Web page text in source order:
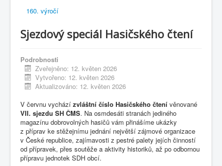
160. výročí
Sjezdový speciál Hasičského čtení
Podrobnosti
Zveřejněno: 12. květen 2026
Vytvořeno: 12. květen 2026
Aktualizováno: 12. květen 2026
V červnu vychází zvláštní číslo Hasičského čtení věnované
VII. sjezdu SH ČMS. Na osmdesáti stranách jediného
magazínu dobrovolných hasičů vám přinášíme ukázky
z příprav ke stěžejnímu jednání největší zájmové organizace
v České republice, zajímavosti z pestré palety jejích činností
od přípravek, přes soutěže a aktivity historiků, až po odbornou
přípravu jednotek SDH obcí.